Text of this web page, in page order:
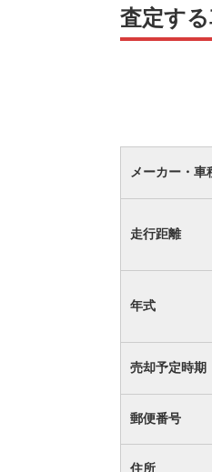
査定す
メーカー・車
走行距離
年式
売却予定時期
郵便番号
住所